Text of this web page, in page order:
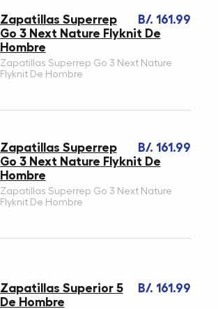
B/. 161.99
Zapatillas Superrep
Go 3 Next Nature Flyknit De
Hombre
Zapatillas Superrep Go 3 Next Nature
Flyknit De Hombre
B/. 161.99
Zapatillas Superrep
Go 3 Next Nature Flyknit De
Hombre
Zapatillas Superrep Go 3 Next Nature
Flyknit De Hombre
B/. 161.99
Zapatillas Superior 5
De Hombre